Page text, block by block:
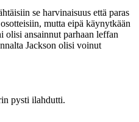
se harvinaisuus että paras
mutta eipä käynytkään
olisi ansainnut parhaan leffan
Jackson olisi voinut
pysti ilahdutti.